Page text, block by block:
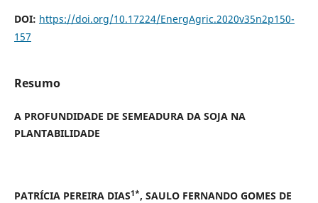
DOI: https://doi.org/10.17224/EnergAgric.2020v35n2p150-
157
Resumo
A PROFUNDIDADE DE SEMEADURA DA SOJA NA
PLANTABILIDADE
PATRÍCIA PEREIRA DIAS1*, SAULO FERNANDO GOMES DE